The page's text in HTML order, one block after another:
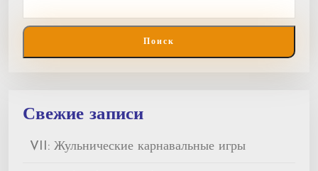
Поиск
Свежие записи
VII: Жульнические карнавальные игры